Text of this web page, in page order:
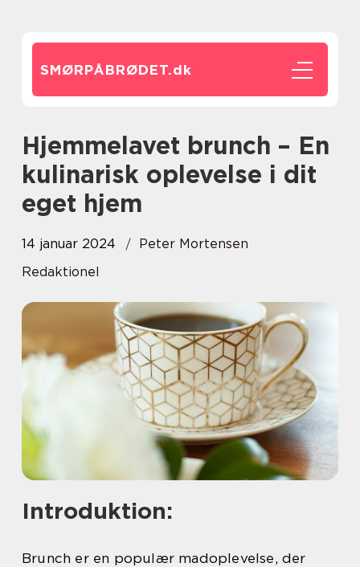
SMØRPÅBRØDET.dk
Hjemmelavet brunch – En
kulinarisk oplevelse i dit
eget hjem
14 januar 2024
Peter Mortensen
Redaktionel
Introduktion:
Brunch er en populær madoplevelse, der